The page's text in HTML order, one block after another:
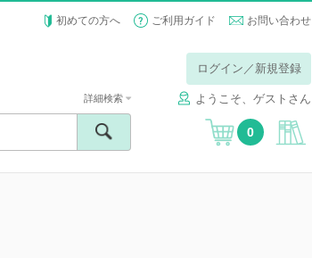
初めての方へ ご利用ガイド お問い合わせ
ログイン／新規登録
ようこそ、ゲストさん
詳細検索
0